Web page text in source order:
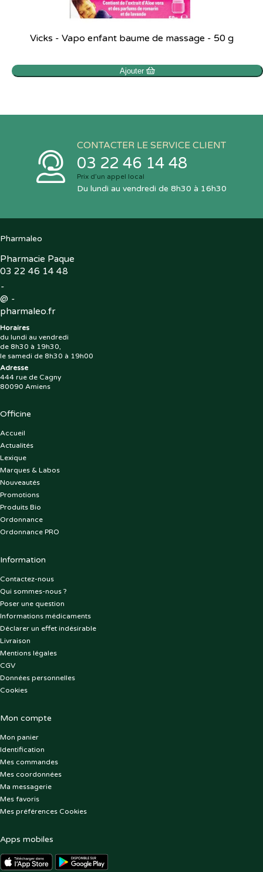
Vicks - Vapo enfant baume de massage - 50 g
Ajouter
CONTACTER LE SERVICE CLIENT
03 22 46 14 48
Prix d’un appel local
Du lundi au vendredi de 8h30 à 16h30
Pharmaleo
Pharmacie Paque
03 22 46 14 48
-
@ -
pharmaleo.fr
Horaires
du lundi au vendredi
de 8h30 à 19h30,
le samedi de 8h30 à 19h00
Adresse
444 rue de Cagny
80090 Amiens
Officine
Accueil
Actualités
Lexique
Marques & Labos
Nouveautés
Promotions
Produits Bio
Ordonnance
Ordonnance PRO
Information
Contactez-nous
Qui sommes-nous ?
Poser une question
Informations médicaments
Déclarer un effet indésirable
Livraison
Mentions légales
CGV
Données personnelles
Cookies
Mon compte
Mon panier
Identification
Mes commandes
Mes coordonnées
Ma messagerie
Mes favoris
Mes préférences Cookies
Apps mobiles